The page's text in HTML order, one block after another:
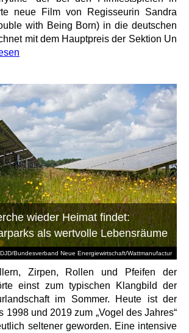
neue Film von Regisseurin Sandra
with Being Born) in die deutschen
mit dem Hauptpreis der Sektion Un
Bundesverband Neue Energiewirtschaft/Wattmanufactur
wieder Heimat findet:
als wertvolle Lebensräume
Zirpen, Rollen und Pfeifen der
einst zum typischen Klangbild der
im Sommer. Heute ist der
1998 und 2019 zum „Vogel des Jahres“
seltener geworden. Eine intensive